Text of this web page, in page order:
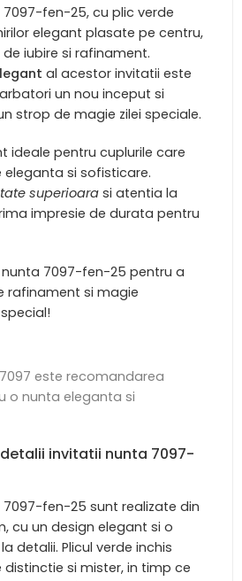
fen-25, cu plic verde
elegant plasate pe centru,
iubire si rafinament.
al acestor invitatii este
un nou inceput si
strop de magie zilei speciale.
ideale pentru cuplurile care
eleganta si sofisticare.
superioara si atentia la
impresie de durata pentru
7097-fen-25 pentru a
rafinament si magie
este recomandarea
o nunta eleganta si
invitatii nunta 7097-
fen-25 sunt realizate din
cu un design elegant si o
detalii. Plicul verde inchis
si mister, in timp ce